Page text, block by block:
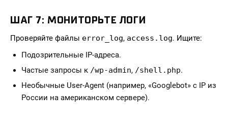
ШАГ 7: МОНИТОРЬТЕ ЛОГИ
Проверяйте файлы error_log, access.log. Ищите:
Подозрительные IP-адреса.
Частые запросы к /wp-admin, /shell.php.
Необычные User-Agent (например, «Googlebot» с IP из
России на американском сервере).